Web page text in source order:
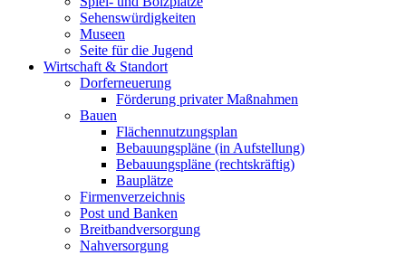
Sehenswürdigkeiten
Museen
Seite für die Jugend
Wirtschaft & Standort
Dorferneuerung
Förderung privater Maßnahmen
Bauen
Flächennutzungsplan
Bebauungspläne (in Aufstellung)
Bebauungspläne (rechtskräftig)
Bauplätze
Firmenverzeichnis
Post und Banken
Breitbandversorgung
Nahversorgung